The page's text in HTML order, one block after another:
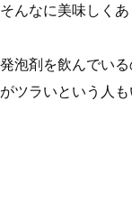
んなに美味しく
泡剤を飲んでい
ツラいという人も